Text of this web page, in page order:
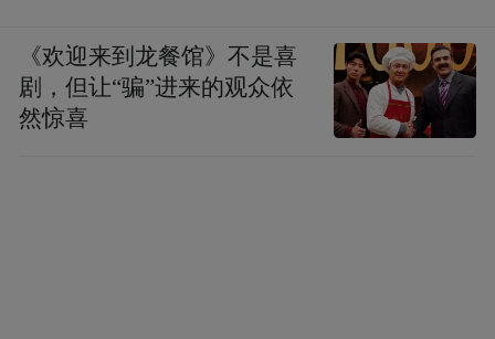
《欢迎来到龙餐馆》不是喜
剧，但让“骗”进来的观众依
然惊喜